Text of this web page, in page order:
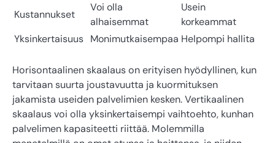
Kustannukset
Voi olla
alhaisemmat
Usein
korkeammat
Yksinkertaisuus Monimutkaisempaa Helpompi hallita
Horisontaalinen skaalaus on erityisen hyödyllinen, kun
tarvitaan suurta joustavuutta ja kuormituksen
jakamista useiden palvelimien kesken. Vertikaalinen
skaalaus voi olla yksinkertaisempi vaihtoehto, kunhan
palvelimen kapasiteetti riittää. Molemmilla